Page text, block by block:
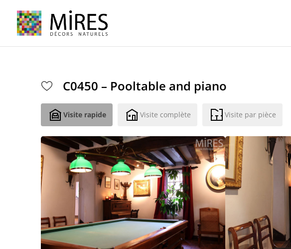
C0450 – Pooltable and piano
Visite rapide Visite complète Visite par pièce